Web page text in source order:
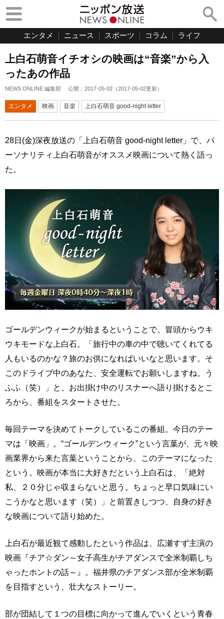
エンタメ ニュース スポーツ コラム ライフ
上白石萌音イチオシの映画は“音楽”から入
ったあの作品
NEWS ONLINE 編集部 公開： 2017-05-02 （2017-05-02更新）
エンタメ 映画 音楽 上白石萌音 good-night letter
28日(金)深夜放送の「上白石萌音 good‐night letter」で、パ
ーソナリティ上白石萌音がオススメ映画について熱く語っ
た。
ゴールデンウィークが始まるということで、冒頭からウキ
ウキモードな上白石。「旅行中の車の中で聴いてくれてる
人もいるのかな？旅のお供になればいいなと思います。そ
このドライブ中のあなた、安全運転でお願いしますね。う
ふふ（笑）」と、お出掛け中のリスナーへ語り掛けるとこ
ろから、番組をスタートさせた。
毎回テーマを決めてトークしているこの番組。今日のテー
マは「映画」。“ゴールデンウィーク”という言葉が、元々映
画業界から来た言葉ということから、このテーマになった
という。映画が本当に大好きだという上白石は、「絶対
私、２０分じゃ収まらないと思う。ちょっと早口気味にい
こうかなと思います（笑）」と前置きしつつ、自身の好き
な映画について語り始めた。
上白石が最近観て感動したという作品は、広瀬すず主演の
映画『チア☆ダン～女子高生がチアダンスで全米制覇しち
ゃったホントの話～』。福井県のチアダンス部が全米制覇
を目指すという、壮大なストーリー。
部が団結して１つの目標に向かって進んでいくという青春